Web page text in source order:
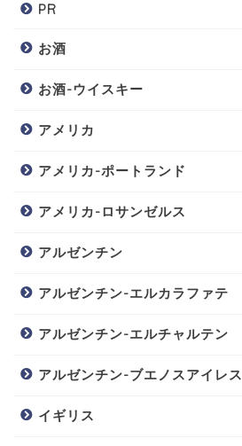
PR
お酒
お酒-ウイスキー
アメリカ
アメリカ-ポートランド
アメリカ-ロサンゼルス
アルゼンチン
アルゼンチン-エルカラファテ
アルゼンチン-エルチャルテン
アルゼンチン-ブエノスアイレス
イギリス